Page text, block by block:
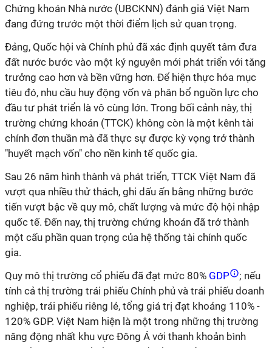
Chứng khoán Nhà nước (UBCKNN) đánh giá Việt Nam
đang đứng trước một thời điểm lịch sử quan trọng.
Đảng, Quốc hội và Chính phủ đã xác định quyết tâm đưa
đất nước bước vào một kỷ nguyên mới phát triển với tăng
trưởng cao hơn và bền vững hơn. Để hiện thực hóa mục
tiêu đó, nhu cầu huy động vốn và phân bổ nguồn lực cho
đầu tư phát triển là vô cùng lớn. Trong bối cảnh này, thị
trường chứng khoán (TTCK) không còn là một kênh tài
chính đơn thuần mà đã thực sự được kỳ vọng trở thành
"huyết mạch vốn" cho nền kinh tế quốc gia.
Sau 26 năm hình thành và phát triển, TTCK Việt Nam đã
vượt qua nhiều thử thách, ghi dấu ấn bằng những bước
tiến vượt bậc về quy mô, chất lượng và mức độ hội nhập
quốc tế. Đến nay, thị trường chứng khoán đã trở thành
một cấu phần quan trọng của hệ thống tài chính quốc
gia.
Quy mô thị trường cổ phiếu đã đạt mức 80% GDP
; nếu
tính cả thị trường trái phiếu Chính phủ và trái phiếu doanh
nghiệp, trái phiếu riêng lẻ, tổng giá trị đạt khoảng 110% -
120% GDP. Việt Nam hiện là một trong những thị trường
năng động nhất khu vực Đông Á với thanh khoản bình